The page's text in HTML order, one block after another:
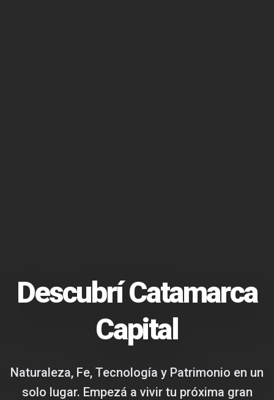
Descubrí Catamarca
Capital
Naturaleza, Fe, Tecnología y Patrimonio en un
solo lugar. Empezá a vivir tu próxima gran